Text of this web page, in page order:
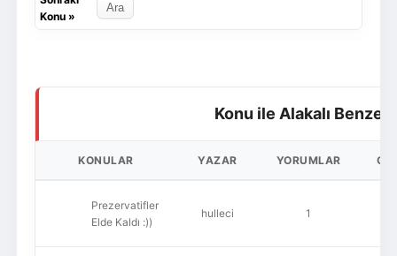
Konu»
Konu ile Alakalı Benzer
KONULAR YAZAR YORUMLAR
Prezervatifler
Elde Kaldı :))
hulleci 1